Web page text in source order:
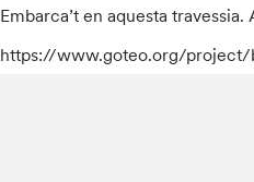
Embarca’t en aquesta travessia.
https://www.goteo.org/project/